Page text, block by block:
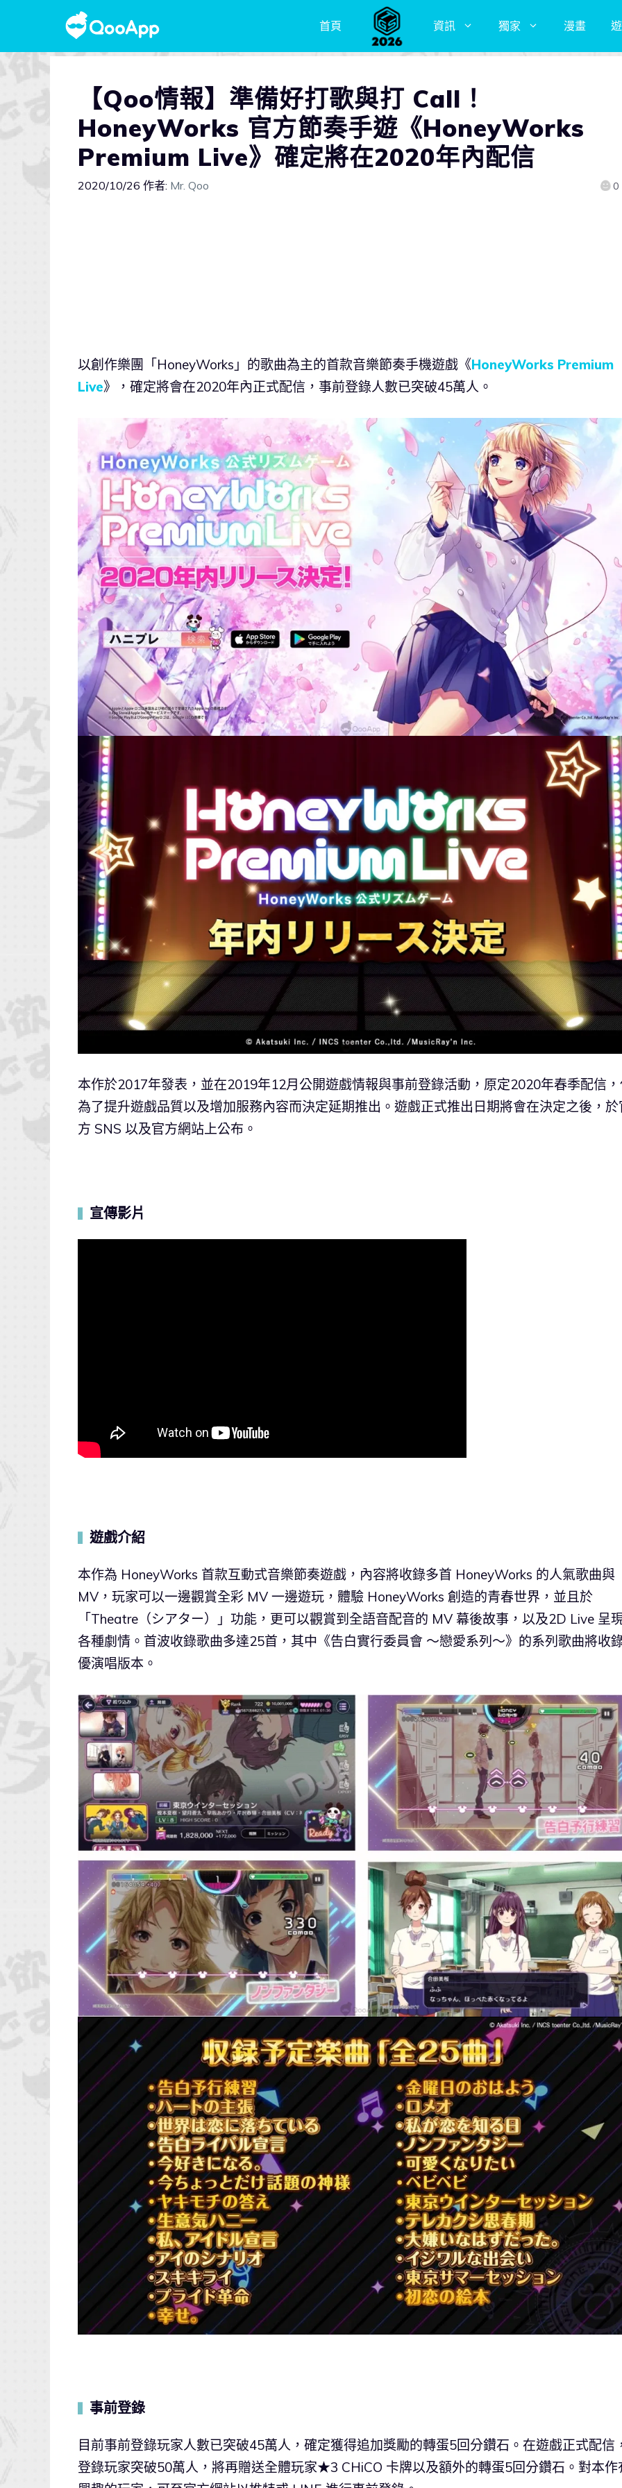
首頁 資訊 獨家 漫畫
【Qoo情報】準備好打歌與打 Call！
HoneyWorks 官方節奏手遊《HoneyWorks
Premium Live》確定將在2020年內配信
2020/10/26 作者: Mr. Qoo 0
以創作樂團「HoneyWorks」的歌曲為主的首款音樂節奏手機遊戲《HoneyWorks Premium
Live》，確定將會在2020年內正式配信，事前登錄人數已突破45萬人。
本作於2017年發表，並在2019年12月公開遊戲情報與事前登錄活動，原定2020年春季配信
為了提升遊戲品質以及增加服務內容而決定延期推出。遊戲正式推出日期將會在決定之後，於
方 SNS 以及官方網站上公布。
宣傳影片
遊戲介紹
本作為 HoneyWorks 首款互動式音樂節奏遊戲，內容將收錄多首 HoneyWorks 的人氣歌曲與
MV，玩家可以一邊觀賞全彩 MV 一邊遊玩，體驗 HoneyWorks 創造的青春世界，並且於
「Theatre（シアター）」功能，更可以觀賞到全語音配音的 MV 幕後故事，以及2D Live 呈
各種劇情。首波收錄歌曲多達25首，其中《告白實行委員會 ～戀愛系列～》的系列歌曲將收
優演唱版本。
事前登錄
目前事前登錄玩家人數已突破45萬人，確定獲得追加獎勵的轉蛋5回分鑽石。在遊戲正式配信
登錄玩家突破50萬人，將再贈送全體玩家★3 CHiCO 卡牌以及額外的轉蛋5回分鑽石。對本作